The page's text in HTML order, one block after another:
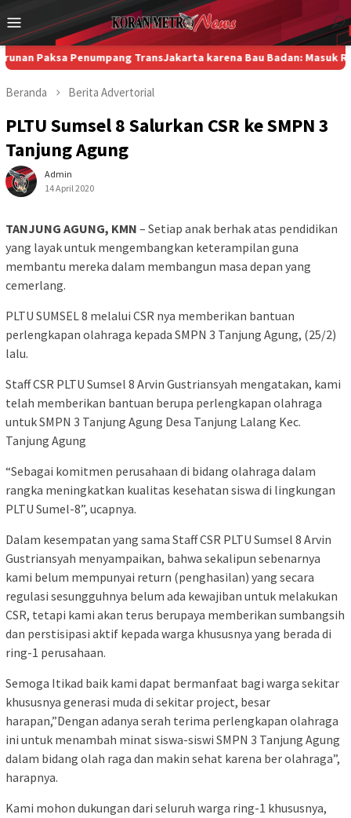
ke
konten
Menu
Mobile
Penumpang TransJakarta karena Bau Badan: Masuk Ranah
Beranda Berita Advertorial
PLTU Sumsel 8 Salurkan CSR ke SMPN 3
Tanjung Agung
Admin
14 April 2020
TANJUNG AGUNG, KMN – Setiap anak berhak atas pendidikan
yang layak untuk mengembangkan keterampilan guna
membantu mereka dalam membangun masa depan yang
cemerlang.
PLTU SUMSEL 8 melalui CSR nya memberikan bantuan
perlengkapan olahraga kepada SMPN 3 Tanjung Agung, (25/2)
lalu.
Staff CSR PLTU Sumsel 8 Arvin Gustriansyah mengatakan, kami
telah memberikan bantuan berupa perlengkapan olahraga
untuk SMPN 3 Tanjung Agung Desa Tanjung Lalang Kec.
Tanjung Agung
“Sebagai komitmen perusahaan di bidang olahraga dalam
rangka meningkatkan kualitas kesehatan siswa di lingkungan
PLTU Sumel-8”, ucapnya.
Dalam kesempatan yang sama Staff CSR PLTU Sumsel 8 Arvin
Gustriansyah menyampaikan, bahwa sekalipun sebenarnya
kami belum mempunyai return (penghasilan) yang secara
regulasi sesungguhnya belum ada kewajiban untuk melakukan
CSR, tetapi kami akan terus berupaya memberikan sumbangsih
dan perstisipasi aktif kepada warga khususnya yang berada di
ring-1 perusahaan.
Semoga Itikad baik kami dapat bermanfaat bagi warga sekitar
khususnya generasi muda di sekitar project, besar
harapan,”Dengan adanya serah terima perlengkapan olahraga
ini untuk menambah minat siswa-siswi SMPN 3 Tanjung Agung
dalam bidang olah raga dan makin sehat karena ber olahraga”,
harapnya.
Kami mohon dukungan dari seluruh warga ring-1 khususnya,